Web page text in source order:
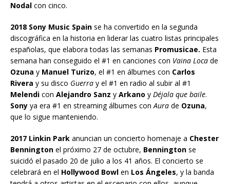
Nodal con cinco.
2018 Sony Music Spain se ha convertido en la segunda
discográfica en la historia en liderar las cuatro listas principales
españolas, que elabora todas las semanas Promusicae. Esta
semana han conseguido el #1 en canciones con Vaina Loca de
Ozuna y Manuel Turizo, el #1 en álbumes con Carlos
Rivera y su disco Guerra y el #1 en radio al subir al #1
Melendi con Alejandro Sanz y Arkano y Déjala que baile.
Sony ya era #1 en streaming álbumes conAura de Ozuna,
que lo sigue manteniendo.
2017 Linkin Park anuncian un concierto homenaje a Chester
Bennington el próximo 27 de octubre, Bennington se
suicidó el pasado 20 de julio a los 41 años. El concierto se
celebrará en el Hollywood Bowl en Los Ángeles, y la banda